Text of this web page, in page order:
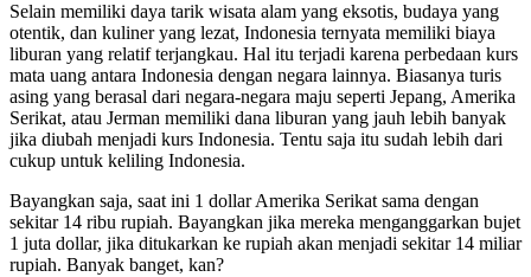
Selain memiliki daya tarik wisata alam yang eksotis, budaya yang
otentik, dan kuliner yang lezat, Indonesia ternyata memiliki biaya
liburan yang relatif terjangkau. Hal itu terjadi karena perbedaan kurs
mata uang antara Indonesia dengan negara lainnya. Biasanya turis
asing yang berasal dari negara-negara maju seperti Jepang, Amerika
Serikat, atau Jerman memiliki dana liburan yang jauh lebih banyak
jika diubah menjadi kurs Indonesia. Tentu saja itu sudah lebih dari
cukup untuk keliling Indonesia.
Bayangkan saja, saat ini 1 dollar Amerika Serikat sama dengan
sekitar 14 ribu rupiah. Bayangkan jika mereka menganggarkan bujet
1 juta dollar, jika ditukarkan ke rupiah akan menjadi sekitar 14 miliar
rupiah. Banyak banget, kan?